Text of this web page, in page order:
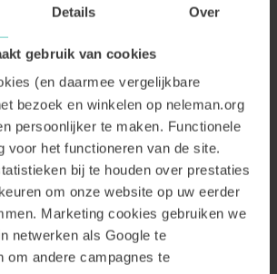
Details Over
gebruik van cookies
(en daarmee vergelijkbare
bezoek en winkelen op neleman.org
persoonlijker te maken. Functionele
voor het functioneren van de site.
bij te houden over prestaties
om onze website op uw eerder
Marketing cookies gebruiken we
netwerken als Google te
om andere campagnes te